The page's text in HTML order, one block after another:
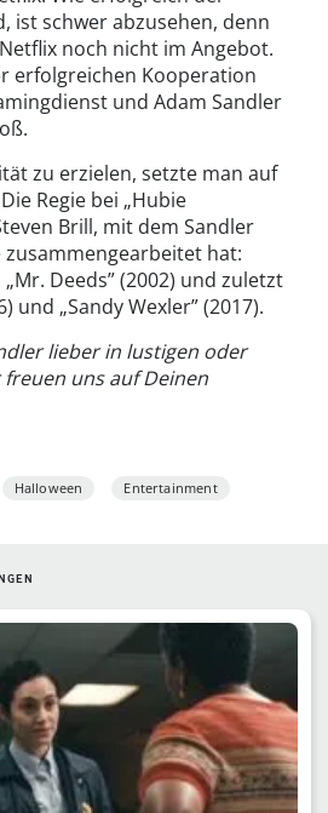
ist schwer abzusehen, denn
noch nicht im Angebot.
erfolgreichen Kooperation
und Adam Sandler
zu erzielen, setzte man auf
Regie bei „Hubie
Brill, mit dem Sandler
hat:
„Mr. Deeds” (2002) und zuletzt
und „Sandy Wexler” (2017).
lieber in lustigen oder
uns auf Deinen
Halloween Entertainment